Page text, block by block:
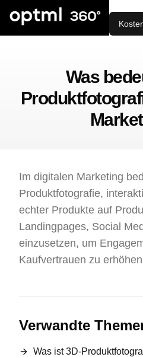
Was
Im digitalen Marketing
Produktfotografie,
echter Produkte auf
Landingpages, Social
einzusetzen, um
Kaufvertrauen zu
Verwandte
Was ist 3D-